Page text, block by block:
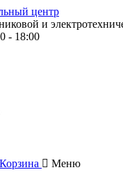
и
- 18:00
Корзина Меню